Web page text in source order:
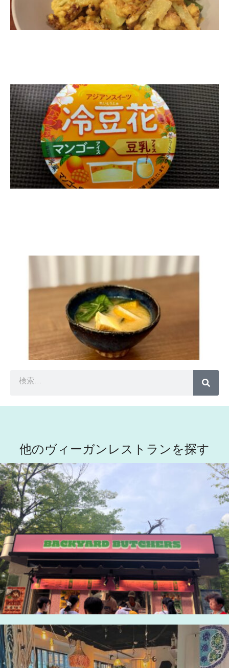
他のヴィーガンレストランを探す